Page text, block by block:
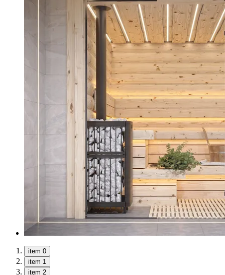
item 0
item 1
item 2